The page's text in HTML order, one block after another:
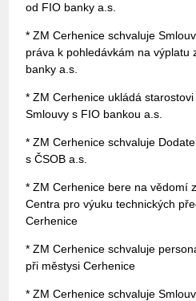
od FIO banky a.s.
* ZM Cerhenice schvaluje
práva k pohledávkám na výplatu
banky a.s.
* ZM Cerhenice ukládá
Smlouvy s FIO bankou a.s.
* ZM Cerhenice schvaluje
s ČSOB a.s.
* ZM Cerhenice bere na vědomí
Centra pro výuku technických
Cerhenice
* ZM Cerhenice schvaluje
při městysi Cerhenice
* ZM Cerhenice schvaluje